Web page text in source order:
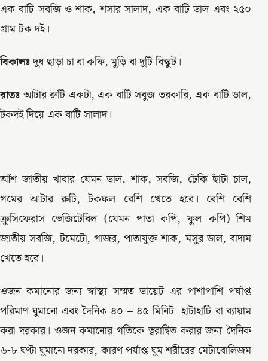
এক বাটি সবজি ও শাক, শসার সালাদ, এক বাটি ডাল এবং ২৫০
গ্রাম টক দই।
বিকালঃদুধ ছাড়া চা বা কফি, মুড়ি বা দুটি বিস্কুট।
রাতঃআটার রুটি একটা, এক বাটি সবুজ তরকারি, এক বাটি ডাল,
টকদই দিয়ে এক বাটি সালাদ।
আঁশ জাতীয় খাবার যেমন ডাল, শাক, সবজি, ঢেঁকি ছাঁটা চাল,
গমের আটার রুটি, টকফল বেশি খেতে হবে। বেশি বেশি
ক্রুসিফেরাস ভেজিটেবিল (যেমন পাতা কপি, ফুল কপি) শিম
জাতীয় সবজি, টমেটো, গাজর, পাতাযুক্ত শাক, মসুর ডাল, বাদাম
খেতে হবে।
ওজন কমানোর জন্য স্বাস্থ্য সম্মত ডায়েট এর পাশাপাশি পর্যাপ্ত
পরিমাণ ঘুমানো এবং দৈনিক ৪০ – ৪৫ মিনিট হাটাহাটি বা ব্যায়াম
করা দরকার। ওজন কমানোর গতিকে ত্বরান্বিত করার জন্য দৈনিক
৬-৮ ঘণ্টা ঘুমানো দরকার, কারণ পর্যাপ্ত ঘুম শরীরের মেটাবোলিজম